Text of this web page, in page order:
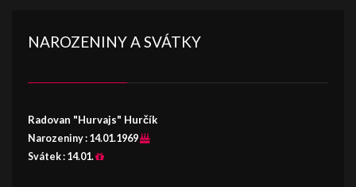
NAROZENINY A SVÁTKY
Radovan "Hurvajs" Hurčík
Narozeniny : 14.01.1969
Svátek : 14.01.